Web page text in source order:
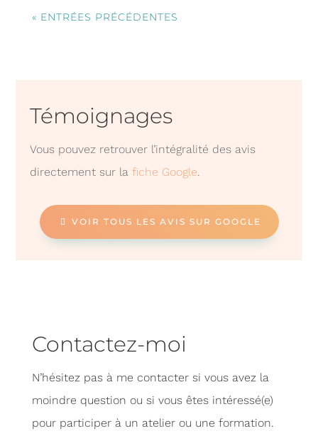
« ENTRÉES PRÉCÉDENTES
Témoignages
Vous pouvez retrouver l’intégralité des avis
directement sur lafiche Google.
VOIR TOUS LES AVIS SUR GOOGLE
Contactez-moi
N’hésitez pas à me contacter si vous avez la
moindre question ou si vous êtes intéressé(e)
pour participer à un atelier ou une formation.